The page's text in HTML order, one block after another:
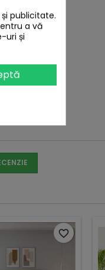
impecabil!
favorite_border
publicitate.
a vă
uri și